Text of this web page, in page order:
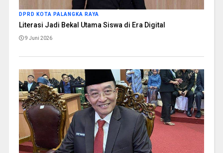
DPRD KOTA PALANGKA RAYA
Literasi Jadi Bekal Utama Siswa di Era Digital
9 Juni 2026